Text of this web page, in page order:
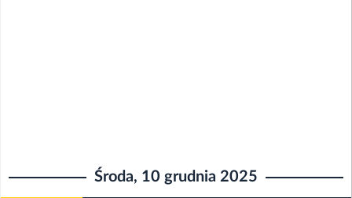
Środa, 10 grudnia 2025